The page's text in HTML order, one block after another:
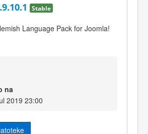
Stable
Language Pack for Joomla!
na
2019 23:00